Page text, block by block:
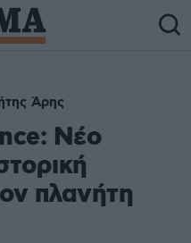
Άρης
Νέο
πλανήτη